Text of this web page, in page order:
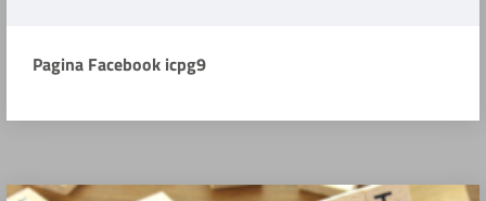
Pagina Facebook icpg9